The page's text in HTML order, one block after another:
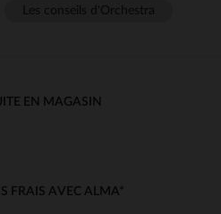
EN MAGASIN
FRAIS AVEC ALMA*